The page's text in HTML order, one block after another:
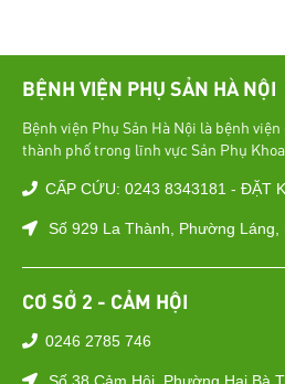
BỆNH VIỆN PHỤ SẢN HÀ NỘI
Bệnh viện Phụ Sản Hà Nội là bệnh
thành phố trong lĩnh vực Sản Phụ
CẤP CỨU: 0243 8343181 - ĐẶT
Số 929 La Thành, Phường Láng,
CƠ SỞ 2 - CẢM HỘI
0246 2785 746